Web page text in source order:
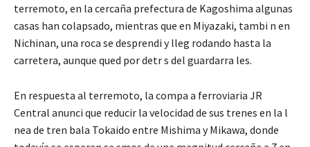
terremoto, en la cercaña prefectura de Kagoshima algunas
casas han colapsado, mientras que en Miyazaki, tambi n en
Nichinan, una roca se desprendi y lleg rodando hasta la
carretera, aunque qued por detr s del guardarra les.
En respuesta al terremoto, la compa a ferroviaria JR
Central anunci que reducir la velocidad de sus trenes en la l
nea de tren bala Tokaido entre Mishima y Mikawa, donde